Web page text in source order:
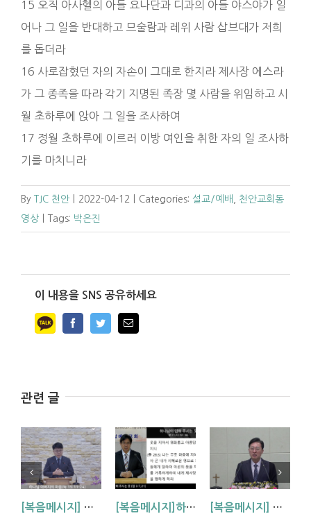
15 오직 아사헬의 아들 요나단과 디과의 아들 야스야가 일
어나 그 일을 반대하고 므술람과 레위 사람 삽브대가 저희
를 돕더라
16 사로잡혔던 자의 자손이 그대로 한지라 제사장 에스라
가 그 종족을 따라 각기 지명된 족장 몇 사람을 위임하고 시
월 초하루에 앉아 그 일을 조사하여
17 정월 초하루에 이르러 이방 여인을 취한 자의 일 조사하
기를 마치니라
By TJC 천안 2022-04-12 Categories: 설교/예배
천안교회동
영상
Tags: 박은진
이 내용을 SNS 공유하세요
FacebookTwitterEmail
관련 글
[복음메시지] 하나님 아버지의 마음 (눅15:11~24) [복음메시지]하나님이 입혀주시는 옷 (창 3:7,21) [복음메시지] 엘리야 때(사도시대)처럼 (왕하 2:1-14)